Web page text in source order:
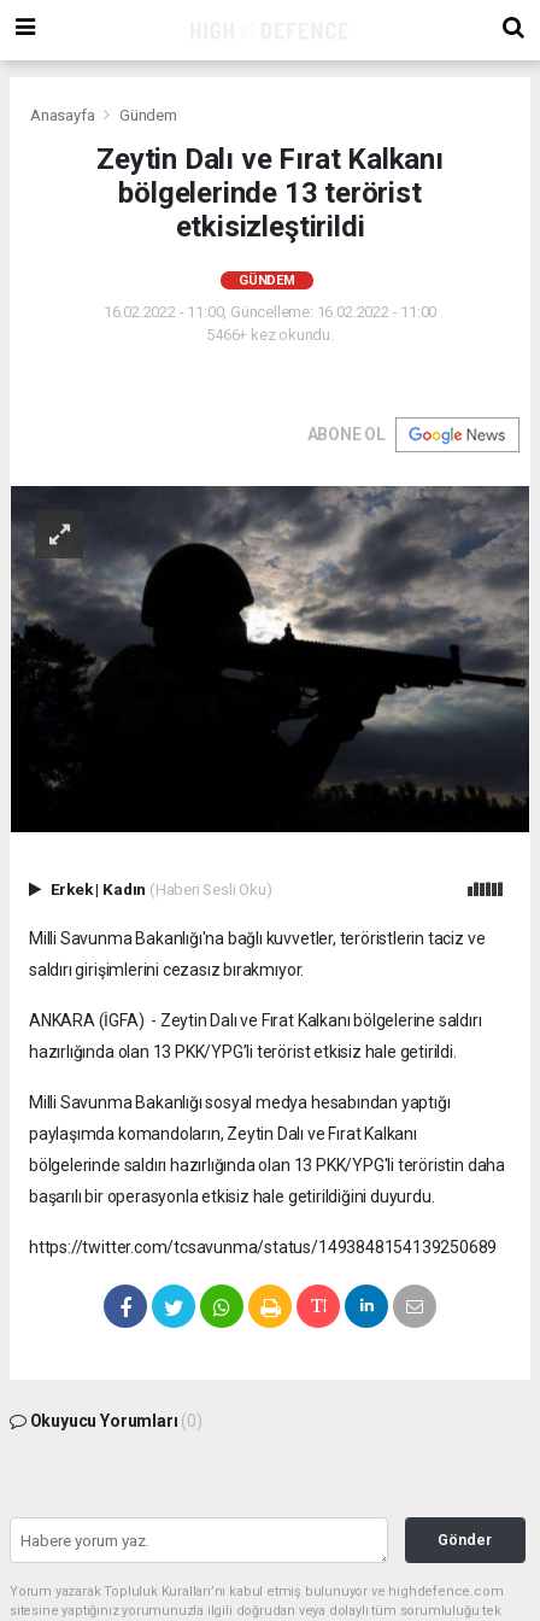
Anasayfa Gündem
Zeytin Dalı ve Fırat Kalkanı
bölgelerinde 13 terörist
etkisizleştirildi
GÜNDEM
16.02.2022 - 11:00, Güncelleme: 16.02.2022 - 11:00
5466+ kez okundu.
ABONE OL
Erkek| Kadın (Haberi Sesli Oku)
Milli Savunma Bakanlığı'na bağlı kuvvetler, teröristlerin taciz ve
saldırı girişimlerini cezasız bırakmıyor.
ANKARA (İGFA) - Zeytin Dalı ve Fırat Kalkanı bölgelerine saldırı
hazırlığında olan 13 PKK/YPG’li terörist etkisiz hale getirildi.
Milli Savunma Bakanlığı sosyal medya hesabından yaptığı
paylaşımda komandoların, Zeytin Dalı ve Fırat Kalkanı
bölgelerinde saldırı hazırlığında olan 13 PKK/YPG'li teröristin daha
başarılı bir operasyonla etkisiz hale getirildiğini duyurdu.
https://twitter.com/tcsavunma/status/1493848154139250689
Okuyucu Yorumları (0)
Gönder
Yorum yazarak Topluluk Kuralları’nı kabul etmiş bulunuyor ve highdefence.com
sitesine yaptığınız yorumunuzla ilgili doğrudan veya dolaylı tüm sorumluluğu tek